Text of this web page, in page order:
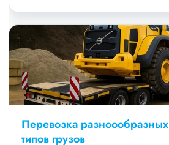
Перевозка разноообразных
типов грузов